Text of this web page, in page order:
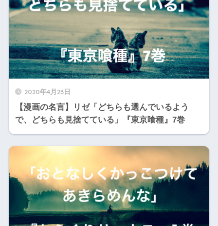
2020年4月23日
【漫画の名言】リゼ「どちらも選んでいるよう
で、どちらも見捨てている」『東京喰種』7巻